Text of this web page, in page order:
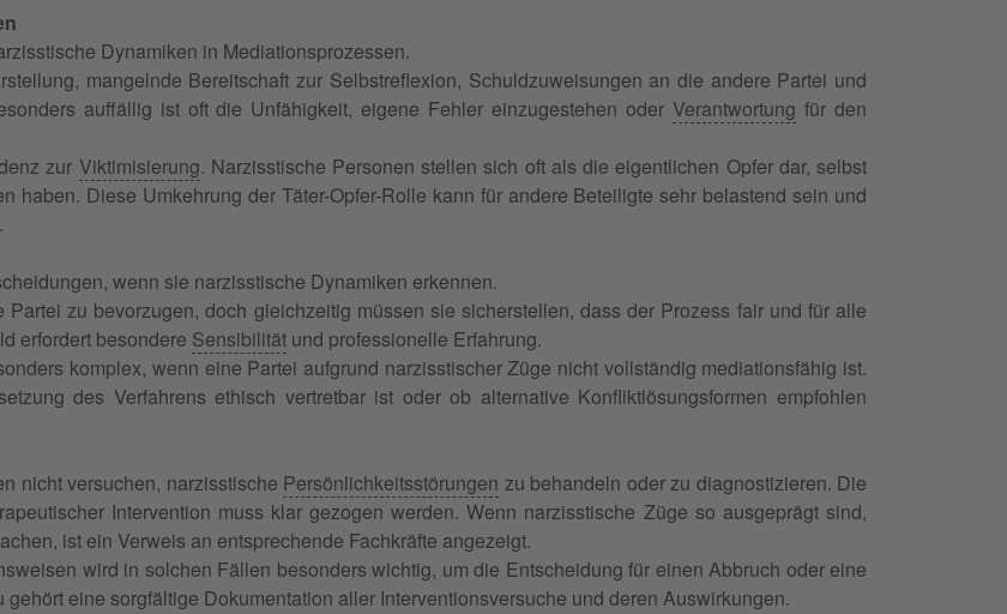
Dynamiken in Mediationsprozessen.
mangelnde Bereitschaft zur Selbstreflexion, Schuldzuweisungen an die andere Partei und
auffällig ist oft die Unfähigkeit, eigene Fehler einzugestehen oder Verantwortung für den
zur Viktimisierung. Narzisstische Personen stellen sich oft als die eigentlichen Opfer dar, selbst
haben. Diese Umkehrung der Täter-Opfer-Rolle kann für andere Beteiligte sehr belastend sein und
wenn sie narzisstische Dynamiken erkennen.
zu bevorzugen, doch gleichzeitig müssen sie sicherstellen, dass der Prozess fair und für alle
erfordert besondere Sensibilität und professionelle Erfahrung.
komplex, wenn eine Partei aufgrund narzisstischer Züge nicht vollständig mediationsfähig ist.
des Verfahrens ethisch vertretbar ist oder ob alternative Konfliktlösungsformen empfohlen
nicht versuchen, narzisstische Persönlichkeitsstörungen zu behandeln oder zu diagnostizieren. Die
Intervention muss klar gezogen werden. Wenn narzisstische Züge so ausgeprägt sind,
ist ein Verweis an entsprechende Fachkräfte angezeigt.
wird in solchen Fällen besonders wichtig, um die Entscheidung für einen Abbruch oder eine
eine sorgfältige Dokumentation aller Interventionsversuche und deren Auswirkungen.